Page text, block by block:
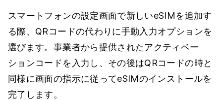
スマートフォンの設定画面で新しいeSIMを追加す
る際、QRコードの代わりに手動入力オプションを
選びます。事業者から提供されたアクティベー
ションコードを入力し、その後はQRコードの時と
同様に画面の指示に従ってeSIMのインストールを
完了します。